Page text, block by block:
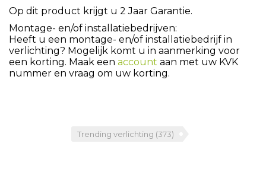
Op dit product krijgt u 2 Jaar Garantie.
Montage- en/of installatiebedrijven:
Heeft u een montage- en/of installatiebedrijf in
verlichting? Mogelijk komt u in aanmerking voor
een korting. Maak een account aan met uw KVK
nummer en vraag om uw korting.
Trending verlichting (373)